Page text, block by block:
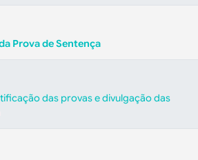
Prova de Sentença
das provas e divulgação das